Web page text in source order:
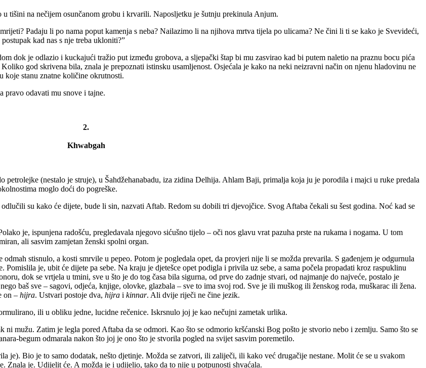
tišini na nečijem osunčanom grobu i krvarili. Naposljetku je šutnju prekinula Anjum.
Padaju li po nama poput kamenja s neba? Nailazimo li na njihova mrtva tijela po ulicama? Ne čini li ti se kako je Svevideći,
kad nas s nje treba ukloniti?”
dok je odlazio i kuckajući tražio put između grobova, a sljepački štap bi mu zasvirao kad bi putem naletio na praznu bocu pića
god skrivena bila, znala je prepoznati istinsku usamljenost. Osjećala je kako na neki neizravni način on njenu hladovinu ne
koje stanu znatne količine okrutnosti.
pravo odavati mu snove i tajne.
2.
Khwabgah
petrolejke (nestalo je struje), u Šahdžehanabadu, iza zidina Delhija. Ahlam Baji, primalja koja ju je porodila i majci u ruke predala
moglo doći do pogreške.
su kako će dijete, bude li sin, nazvati Aftab. Redom su dobili tri djevojčice. Svog Aftaba čekali su šest godina. Noć kad se
je, ispunjena radošću, pregledavala njegovo sićušno tijelo – oči nos glavu vrat pazuha prste na rukama i nogama. U tom
ali sasvim zamjetan ženski spolni organ.
stisnulo, a kosti smrvile u pepeo. Potom je pogledala opet, da provjeri nije li se možda prevarila. S gađenjem je odgurnula
je, ubit će dijete pa sebe. Na kraju je djetešce opet podigla i privila uz sebe, a sama počela propadati kroz raspuklinu
dok se vrtjela u tmini, sve u što je do tog časa bila sigurna, od prve do zadnje stvari, od najmanje do najveće, postalo je
baš sve – sagovi, odjeća, knjige, olovke, glazbala – sve to ima svoj rod. Sve je ili muškog ili ženskog roda, muškarac ili žena.
on – hijra. Ustvari postoje dva, hijra i kinnar. Ali dvije riječi ne čine jezik.
ili u obliku jedne, lucidne rečenice. Iskrsnulo joj je kao nečujni zametak urlika.
ni mužu. Zatim je legla pored Aftaba da se odmori. Kao što se odmorio kršćanski Bog pošto je stvorio nebo i zemlju. Samo što se
begum odmarala nakon što joj je ono što je stvorila pogled na svijet sasvim poremetilo.
je). Bio je to samo dodatak, nešto djetinje. Možda se zatvori, ili zaliječi, ili kako već drugačije nestane. Molit će se u svakom
je. Udijelit će. A možda je i udijelio, tako da to nije u potpunosti shvaćala.